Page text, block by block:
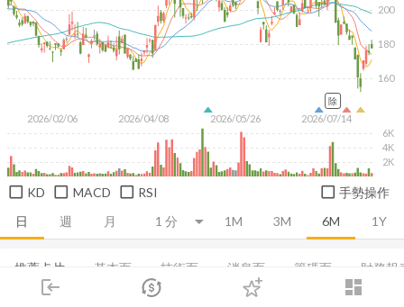
login dashboard
市場 登入
日 週 月 1M 3M 6M 1Y
2026/02/06 2026/04/08 2026/05/26 2026/07/14
160
180
200
2K
4K
6K
除
KD MACD RSI 手勢操作
推薦卡片 基本面 技術面 消息面 籌碼面 財務報